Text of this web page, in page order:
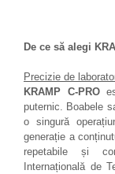
De ce să alegi
Precizie de
KRAMP C-PRO
puternic. Boabele
o singură
generație a
repetabile și
Internațională de